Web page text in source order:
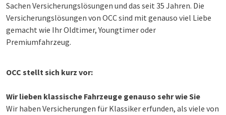
Sachen Versicherungslösungen und das seit 35 Jahren. Die
Versicherungslösungen von OCC sind mit genauso viel Liebe
gemacht wie Ihr Oldtimer, Youngtimer oder
Premiumfahrzeug.
OCC stellt sich kurz vor:
Wir lieben klassische Fahrzeuge genauso sehr wie Sie
Wir haben Versicherungen für Klassiker erfunden, als viele von